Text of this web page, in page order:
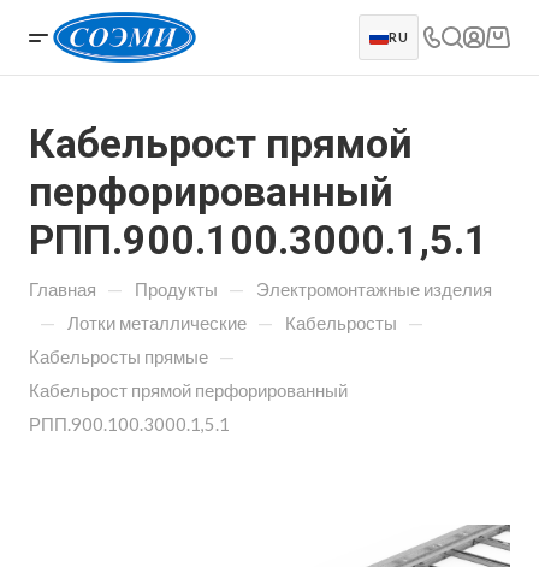
RU
Кабельрост прямой
перфорированный
РПП.900.100.3000.1,5.1
Главная — Продукты — Электромонтажные изделия
— Лотки металлические — Кабельросты —
Кабельросты прямые —
Кабельрост прямой перфорированный
РПП.900.100.3000.1,5.1